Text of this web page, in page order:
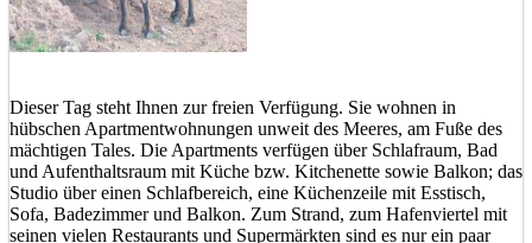
Dieser Tag steht Ihnen zur freien Verfügung. Sie wohnen in
hübschen Apartmentwohnungen unweit des Meeres, am Fuße des
mächtigen Tales. Die Apartments verfügen über Schlafraum, Bad
und Aufenthaltsraum mit Küche bzw. Kitchenette sowie Balkon; das
Studio über einen Schlafbereich, eine Küchenzeile mit Esstisch,
Sofa, Badezimmer und Balkon. Zum Strand, zum Hafenviertel mit
seinen vielen Restaurants und Supermärkten sind es nur ein paar